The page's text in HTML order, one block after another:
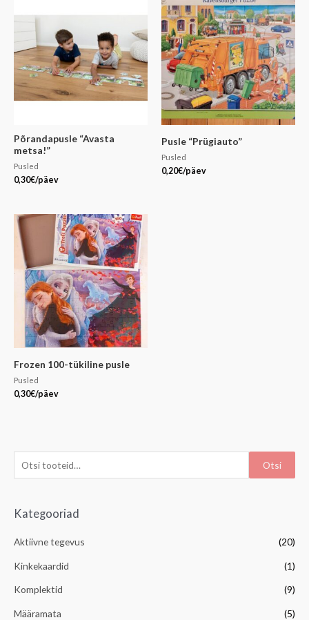
Otsi
Kategooriad
Aktiivne tegevus (20)
Kinkekaardid (1)
Komplektid (9)
Määramata (5)
Põrandapusle “Avasta
metsa!”
Pusled
0,30€/päev
Pusle “Prügiauto”
Pusled
0,20€/päev
Frozen 100-tükiline pusle
Pusled
0,30€/päev